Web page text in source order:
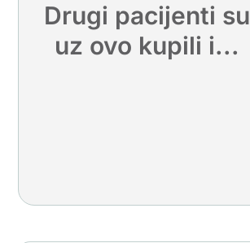
Drugi pacijenti su
uz ovo kupili i...